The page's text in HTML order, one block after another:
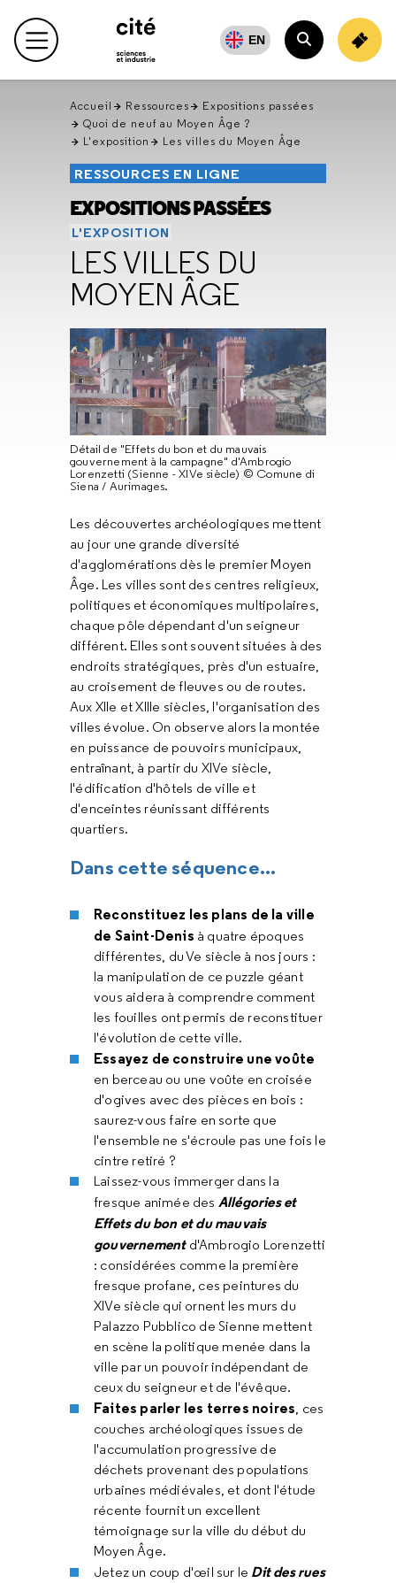
en
haut Menu principal EN
Rechercher
Accueil Ressources
Expositions passées
Quoi de neuf au Moyen Âge ?
L'exposition
Les villes du Moyen Âge
RESSOURCES EN LIGNE
EXPOSITIONS PASSÉES
L'EXPOSITION
LES VILLES DU
MOYEN ÂGE
Détail de "Effets du bon et du mauvais
gouvernement à la campagne" d'Ambrogio
Lorenzetti (Sienne - XIVe siècle) © Comune di
Siena / Aurimages.
Les découvertes archéologiques mettent
au jour une grande diversité
d'agglomérations dès le premier Moyen
Âge. Les villes sont des centres religieux,
politiques et économiques multipolaires,
chaque pôle dépendant d'un seigneur
différent. Elles sont souvent situées à des
endroits stratégiques, près d'un estuaire,
au croisement de fleuves ou de routes.
Aux XIIe et XIIIe siècles, l'organisation des
villes évolue. On observe alors la montée
en puissance de pouvoirs municipaux,
entraînant, à partir du XIVe siècle,
l'édification d'hôtels de ville et
d'enceintes réunissant différents
quartiers.
Dans cette séquence...
Reconstituez les plans de la ville
de Saint-Denis à quatre époques
différentes, du Ve siècle à nos jours :
la manipulation de ce puzzle géant
vous aidera à comprendre comment
les fouilles ont permis de reconstituer
l'évolution de cette ville.
Essayez de construire une voûte
en berceau ou une voûte en croisée
d'ogives avec des pièces en bois :
saurez-vous faire en sorte que
l'ensemble ne s'écroule pas une fois le
cintre retiré ?
Laissez-vous immerger dans la
fresque animée des Allégories et
Effets du bon et du mauvais
gouvernementd'Ambrogio Lorenzetti
: considérées comme la première
fresque profane, ces peintures du
XIVe siècle qui ornent les murs du
Palazzo Pubblico de Sienne mettent
en scène la politique menée dans la
ville par un pouvoir indépendant de
ceux du seigneur et de l'évêque.
Faites parler les terres noires, ces
couches archéologiques issues de
l'accumulation progressive de
déchets provenant des populations
urbaines médiévales, et dont l'étude
récente fournit un excellent
témoignage sur la ville du début du
Moyen Âge.
Jetez un coup d'œil sur le Dit des rues